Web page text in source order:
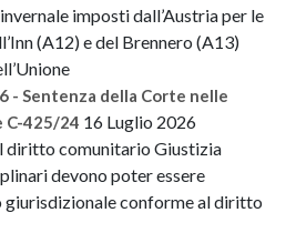
imposti dall’Austria per le
(A12) e del Brennero (A13)
- Sentenza della Corte nelle
C-425/24 16 Luglio 2026
diritto comunitario Giustizia
devono poter essere
conforme al diritto